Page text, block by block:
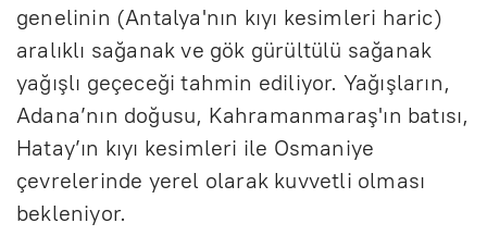
genelinin (Antalya'nın kıyı kesimleri haric)
aralıklı sağanak ve gök gürültülü sağanak
yağışlı geçeceği tahmin ediliyor. Yağışların,
Adana’nın doğusu, Kahramanmaraş'ın batısı,
Hatay’ın kıyı kesimleri ile Osmaniye
çevrelerinde yerel olarak kuvvetli olması
bekleniyor.